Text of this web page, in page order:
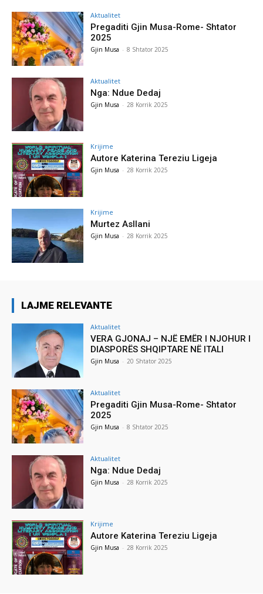
Aktualitet
Pregaditi Gjin Musa-Rome- Shtator
2025
Gjin Musa - 8 Shtator 2025
Aktualitet
Nga: Ndue Dedaj
Gjin Musa - 28 Korrik 2025
Krijime
Autore Katerina Tereziu Ligeja
Gjin Musa - 28 Korrik 2025
Krijime
Murtez Asllani
Gjin Musa - 28 Korrik 2025
LAJME RELEVANTE
Aktualitet
VERA GJONAJ – NJË EMËR I NJOHUR I
DIASPORËS SHQIPTARE NË ITALI
Gjin Musa - 20 Shtator 2025
Aktualitet
Pregaditi Gjin Musa-Rome- Shtator
2025
Gjin Musa - 8 Shtator 2025
Aktualitet
Nga: Ndue Dedaj
Gjin Musa - 28 Korrik 2025
Krijime
Autore Katerina Tereziu Ligeja
Gjin Musa - 28 Korrik 2025